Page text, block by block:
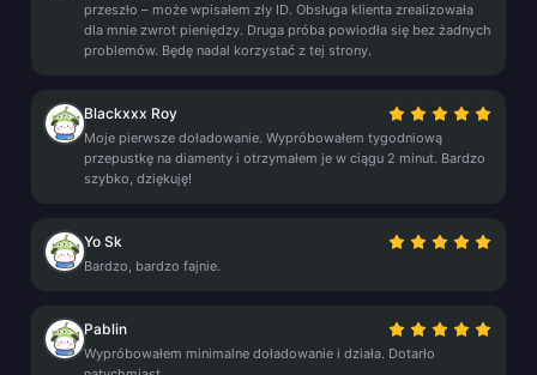
przeszło – może wpisałem zły ID. Obsługa klienta zrealizowała
dla mnie zwrot pieniędzy. Druga próba powiodła się bez żadnych
problemów. Będę nadal korzystać z tej strony.
Blackxxx Roy
Moje pierwsze doładowanie. Wypróbowałem tygodniową
przepustkę na diamenty i otrzymałem je w ciągu 2 minut. Bardzo
szybko, dziękuję!
Yo Sk
Bardzo, bardzo fajnie.
Pablin
Wypróbowałem minimalne doładowanie i działa. Dotarło